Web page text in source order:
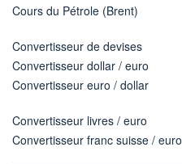
Cours du Pétrole (Brent)
Convertisseur de devises
Convertisseur dollar / euro
Convertisseur euro / dollar
Convertisseur livres / euro
Convertisseur franc suisse / euro